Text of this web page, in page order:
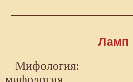
Ламп
Мифология: